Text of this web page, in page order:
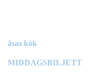
åsas kök
MIDDAGSBILJETT